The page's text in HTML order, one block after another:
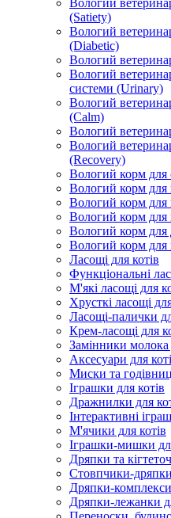
Вологий
(Satiety)
Вологий
(Diabetic)
Вологий
Вологий
системи (Urinary)
Вологий
(Calm)
Вологий
Вологий
(Recovery)
Вологий корм для
Вологий корм для
Вологий корм для
Вологий корм для
Вологий корм для
Вологий корм для
Ласощі для котів
Функціональні
М'які ласощі для
Хрусткі ласощі
Ласощі-палички
Крем-ласощі для
Замінники
Аксесуари для
Миски та
Іграшки для котів
Дражнилки для
Інтерактивні
М'ячики для котів
Іграшки-мишки
Дряпки та
Стовпчики-дряпки
Дряпки-
Дряпки-лежанки